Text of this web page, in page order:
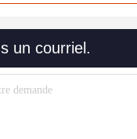
un courriel.